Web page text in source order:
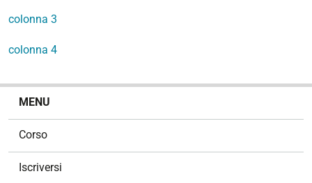
colonna 3
colonna 4
MENU
Corso
Iscriversi